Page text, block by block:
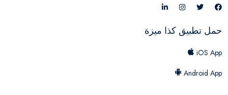
حمل تطبيق كذا ميزة
iOS App
Android App